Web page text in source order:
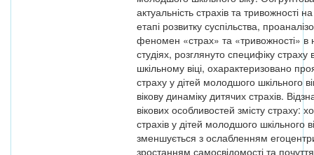
актуальність страхів та тривожності
етапі розвитку суспільства,
феномен «страх» та «тривожності» в
студіях, розглянуто специфіку
шкільному віці, охарактеризовано
страху у дітей молодшого шкільного
вікову динаміку дитячих страхів.
вікових особливостей змісту страху:
страхів у дітей молодшого шкільного
зменшується з ослабленням
зростанням самосвідомості та почуття